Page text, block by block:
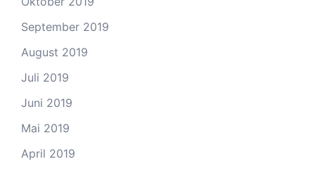
September 2019
August 2019
Juli 2019
Juni 2019
Mai 2019
April 2019